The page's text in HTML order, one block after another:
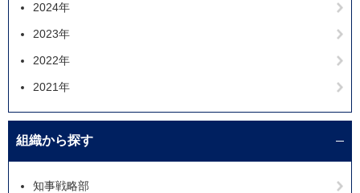
2024年
2023年
2022年
2021年
組織から探す
知事戦略部